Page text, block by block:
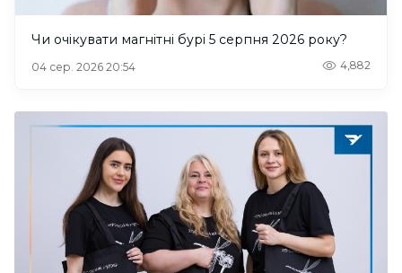
Чи очікувати магнітні бурі 5 серпня 2026 року?
04 сер. 2026 20:54 4,882